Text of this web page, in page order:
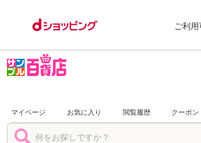
ご利用
マイページ お気に入り 閲覧履歴 クーポン